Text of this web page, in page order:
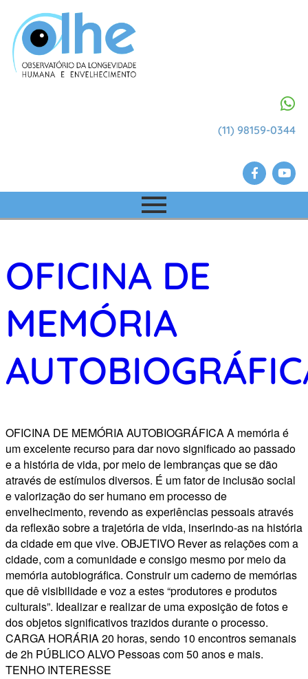
(11) 98159-0344
OFICINA DE
MEMÓRIA
OFICINA DE MEMÓRIA AUTOBIOGRÁFICA A memória é
um excelente recurso para dar novo significado ao passado
e a história de vida, por meio de lembranças que se dão
através de estímulos diversos. É um fator de inclusão social
e valorização do ser humano em processo de
envelhecimento, revendo as experiências pessoais através
da reflexão sobre a trajetória de vida, inserindo-as na história
da cidade em que vive. OBJETIVO Rever as relações com a
cidade, com a comunidade e consigo mesmo por meio da
memória autobiográfica. Construir um caderno de memórias
que dê visibilidade e voz a estes “produtores e produtos
culturais”. Idealizar e realizar de uma exposição de fotos e
dos objetos significativos trazidos durante o processo.
CARGA HORÁRIA 20 horas, sendo 10 encontros semanais
de 2h PÚBLICO ALVO Pessoas com 50 anos e mais.
TENHO INTERESSE